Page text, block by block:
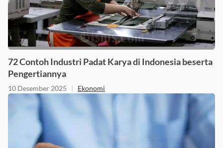
72 Contoh Industri Padat Karya di Indonesia beserta
Pengertiannya
10 Desember 2025 | Ekonomi